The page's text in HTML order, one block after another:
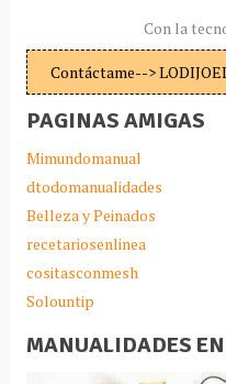
Con la
Contáctame-->
PAGINAS AMIGAS
Mimundomanual
dtodomanualidades
Belleza y Peinados
recetariosenlinea
cositasconmesh
Solountip
MANUALIDADES